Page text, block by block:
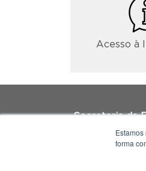
Acesso à
Secretaria da
Av. Mauá,
Horário de
forma